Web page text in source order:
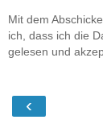
Mit dem
ich, dass ich die
gelesen und
‹